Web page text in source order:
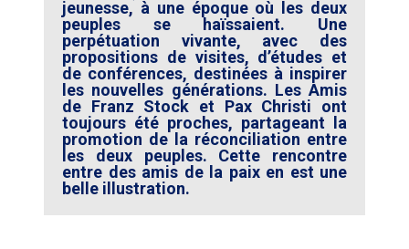
jeunesse, à une époque où les deux
peuples se haïssaient. Une
perpétuation vivante, avec des
propositions de visites, d’études et
de conférences, destinées à inspirer
les nouvelles générations. Les Amis
de Franz Stock et Pax Christi ont
toujours été proches, partageant la
promotion de la réconciliation entre
les deux peuples. Cette rencontre
entre des amis de la paix en est une
belle illustration.